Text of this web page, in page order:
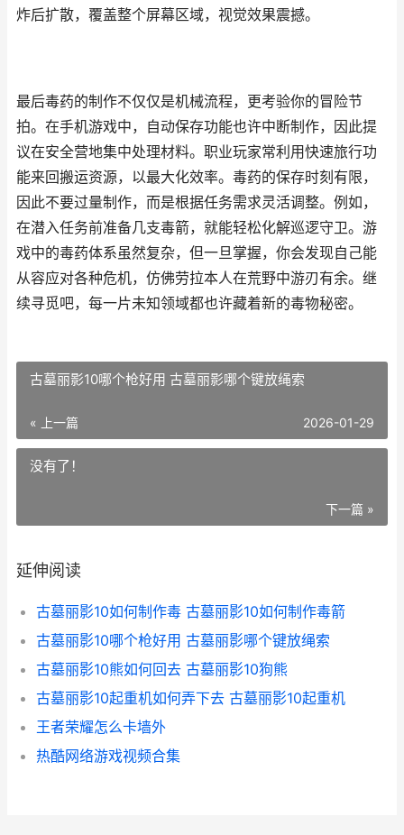
炸后扩散，覆盖整个屏幕区域，视觉效果震撼。
最后毒药的制作不仅仅是机械流程，更考验你的冒险节
拍。在手机游戏中，自动保存功能也许中断制作，因此提
议在安全营地集中处理材料。职业玩家常利用快速旅行功
能来回搬运资源，以最大化效率。毒药的保存时刻有限，
因此不要过量制作，而是根据任务需求灵活调整。例如，
在潜入任务前准备几支毒箭，就能轻松化解巡逻守卫。游
戏中的毒药体系虽然复杂，但一旦掌握，你会发现自己能
从容应对各种危机，仿佛劳拉本人在荒野中游刃有余。继
续寻觅吧，每一片未知领域都也许藏着新的毒物秘密。
古墓丽影10哪个枪好用 古墓丽影哪个键放绳索
« 上一篇 2026-01-29
没有了！
下一篇 »
延伸阅读
古墓丽影10如何制作毒 古墓丽影10如何制作毒箭
古墓丽影10哪个枪好用 古墓丽影哪个键放绳索
古墓丽影10熊如何回去 古墓丽影10狗熊
古墓丽影10起重机如何弄下去 古墓丽影10起重机
王者荣耀怎么卡墙外
热酷网络游戏视频合集